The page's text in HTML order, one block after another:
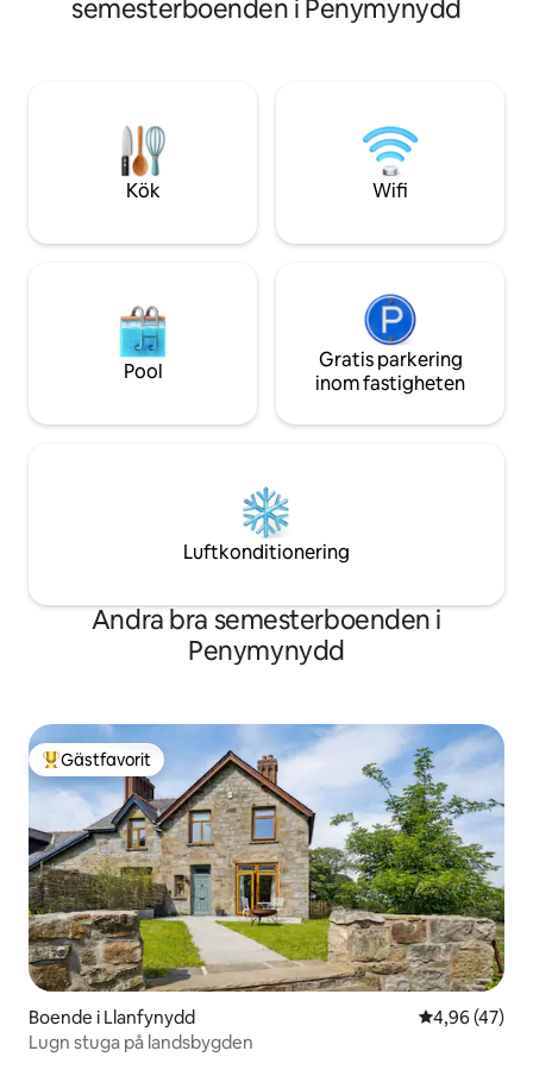
ladda om, med
bort, Chester 25
ha en dag i
timme bort.
semesterboenden i Penymynydd
Kök Wifi
Pool
Gratis parkering
inom fastigheten
Luftkonditionering
Andra bra semesterboenden i
Penymynydd
Populär gästfavorit
Gästfavorit
Boende i Llanfynydd 4,96 av 5 i
4,96 (47)
Lugn stuga på landsbygden